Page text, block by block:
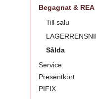
Begagnat & REA
Till salu
Sålda
Service
Presentkort
PIFIX